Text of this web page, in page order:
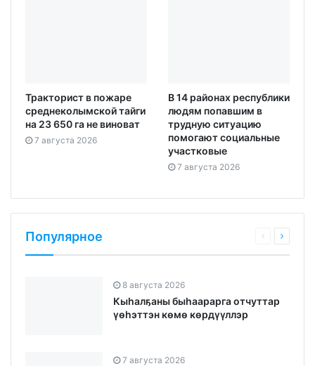
Тракторист в пожаре
среднеколымской тайги
на 23 650 га не виноват
7 августа 2026
В 14 районах республики
людям попавшим в
трудную ситуацию
помогают социальные
участковые
7 августа 2026
Популярное
8 августа 2026
Кыһалҕаны быһаарарга отчуттар
үөһэттэн көмө көрдүүллэр
7 августа 2026